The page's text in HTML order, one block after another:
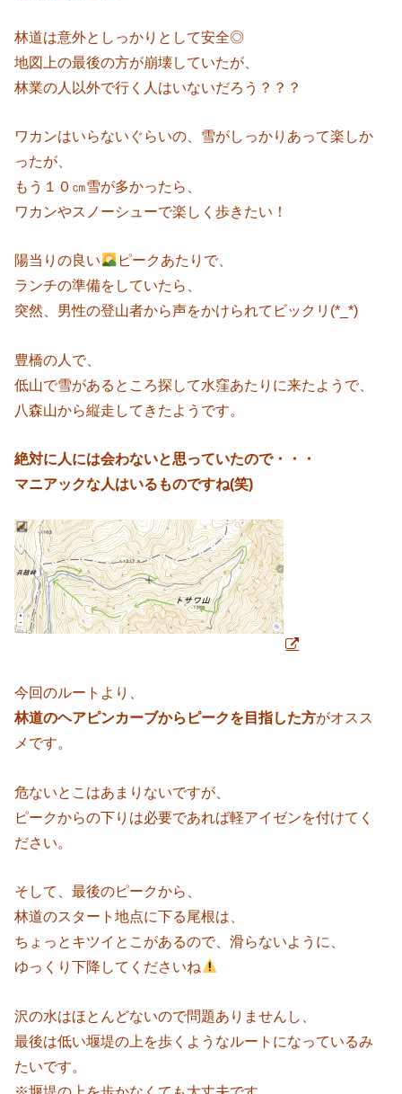
林道は意外としっかりとして安全◎
地図上の最後の方が崩壊していたが、
林業の人以外で行く人はいないだろう？？？
ワカンはいらないぐらいの、雪がしっかりあって楽しか
ったが、
もう１０㎝雪が多かったら、
ワカンやスノーシューで楽しく歩きたい！
陽当りの良い
ピークあたりで、
ランチの準備をしていたら、
突然、男性の登山者から声をかけられてビックリ(*_*)
豊橋の人で、
低山で雪があるところ探して水窪あたりに来たようで、
八森山から縦走してきたようです。
絶対に人には会わないと思っていたので・・・
マニアックな人はいるものですね(笑)
今回のルートより、
林道のヘアピンカーブからピークを目指した方がオスス
メです。
危ないとこはあまりないですが、
ピークからの下りは必要であれば軽アイゼンを付けてく
ださい。
そして、最後のピークから、
林道のスタート地点に下る尾根は、
ちょっとキツイとこがあるので、滑らないように、
ゆっくり下降してくださいね
沢の水はほとんどないので問題ありませんし、
最後は低い堰堤の上を歩くようなルートになっているみ
たいです。